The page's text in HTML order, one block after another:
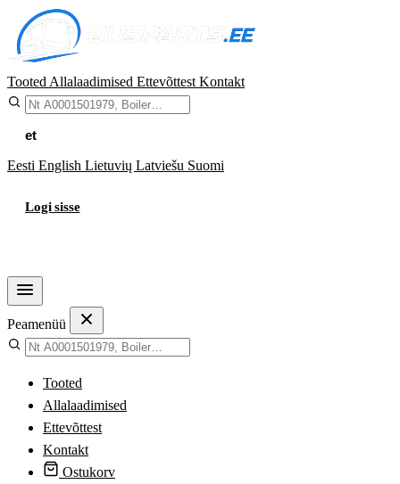
Tooted Allalaadimised Ettevõttest Kontakt
et
Eesti English Lietuvių Latviešu Suomi
Logi sisse
Peamenüü
Tooted
Allalaadimised
Ettevõttest
Kontakt
Ostukorv